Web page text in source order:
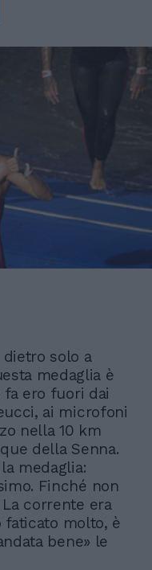
solo a
medaglia è
ero fuori dai
ai microfoni
nella 10 km
della Senna.
medaglia:
Finché non
corrente era
faticato molto, è
bene» le